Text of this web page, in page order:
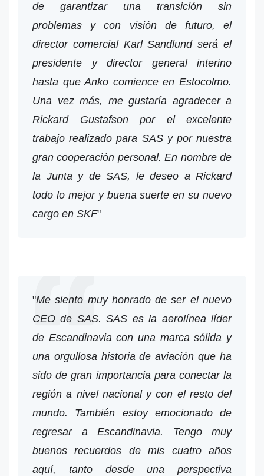
de garantizar una transición sin
problemas y con visión de futuro, el
director comercial Karl Sandlund será el
presidente y director general interino
hasta que Anko comience en Estocolmo.
Una vez más, me gustaría agradecer a
Rickard Gustafson por el excelente
trabajo realizado para SAS y por nuestra
gran cooperación personal. En nombre de
la Junta y de SAS, le deseo a Rickard
todo lo mejor y buena suerte en su nuevo
cargo en SKF"
"Me siento muy honrado de ser el nuevo
CEO de SAS. SAS es la aerolínea líder
de Escandinavia con una marca sólida y
una orgullosa historia de aviación que ha
sido de gran importancia para conectar la
región a nivel nacional y con el resto del
mundo. También estoy emocionado de
regresar a Escandinavia. Tengo muy
buenos recuerdos de mis cuatro años
aquí, tanto desde una perspectiva